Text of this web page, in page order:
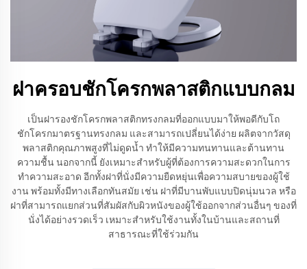
ฝาครอบชักโครกพลาสติกแบบกลม
เป็นฝารองชักโครกพลาสติกทรงกลมที่ออกแบบมาให้พอดีกับโถ
ชักโครกมาตรฐานทรงกลม และสามารถเปลี่ยนได้ง่าย ผลิตจากวัสดุ
พลาสติกคุณภาพสูงที่ไม่ดูดน้ำ ทำให้มีความทนทานและต้านทาน
ความชื้น นอกจากนี้ ยังเหมาะสำหรับผู้ที่ต้องการความสะดวกในการ
ทำความสะอาด อีกทั้งฝาที่นั่งมีความยืดหยุ่นเพื่อความสบายของผู้ใช้
งาน พร้อมทั้งมีทางเลือกทันสมัย เช่น ฝาที่มีบานพับแบบปิดนุ่มนวล หรือ
ฝาที่สามารถแยกส่วนที่สัมผัสกับผิวหนังของผู้ใช้ออกจากส่วนอื่นๆ ของที่
นั่งได้อย่างรวดเร็ว เหมาะสำหรับใช้งานทั้งในบ้านและสถานที่
สาธารณะที่ใช้ร่วมกัน